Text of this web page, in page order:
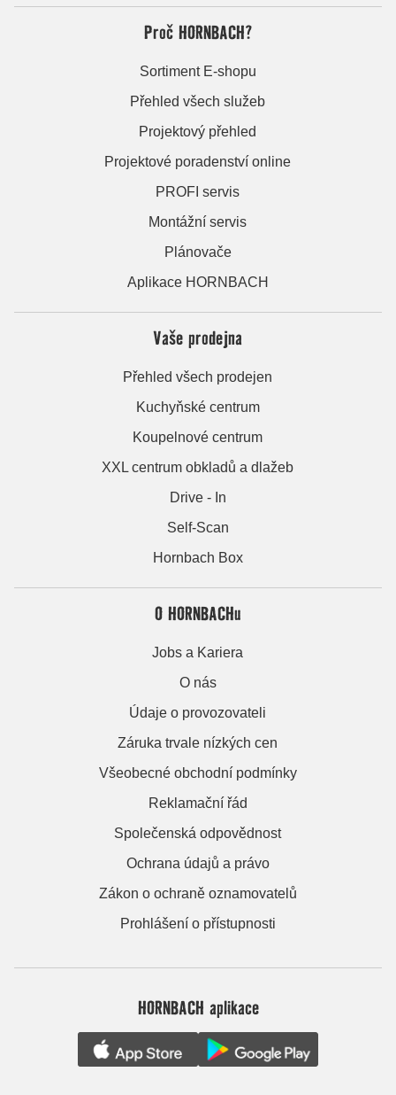
Proč HORNBACH?
Sortiment E-shopu
Přehled všech služeb
Projektový přehled
Projektové poradenství online
PROFI servis
Montážní servis
Plánovače
Aplikace HORNBACH
Vaše prodejna
Přehled všech prodejen
Kuchyňské centrum
Koupelnové centrum
XXL centrum obkladů a dlažeb
Drive - In
Self-Scan
Hornbach Box
O HORNBACHu
Jobs a Kariera
O nás
Údaje o provozovateli
Záruka trvale nízkých cen
Všeobecné obchodní podmínky
Reklamační řád
Společenská odpovědnost
Ochrana údajů a právo
Zákon o ochraně oznamovatelů
Prohlášení o přístupnosti
HORNBACH aplikace